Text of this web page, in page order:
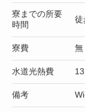
寮までの所要
時間
徒
寮費 無
水道光熱費
備考